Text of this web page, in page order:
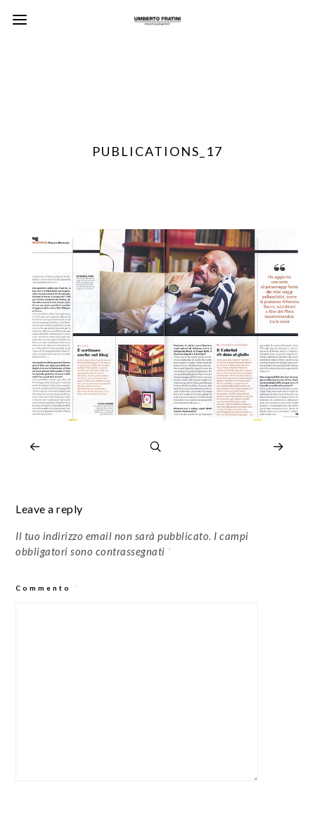
PUBLICATIONS_17
Leave a reply
Il tuo indirizzo email non sarà pubblicato. I campi
obbligatori sono contrassegnati *
Commento *